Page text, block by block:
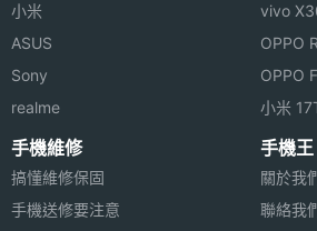
小米
ASUS
Sony
realme
vivo
OPPO
OPPO
小米
手機維修
搞懂維修保固
手機送修要注意
手機王
關於我
聯絡我